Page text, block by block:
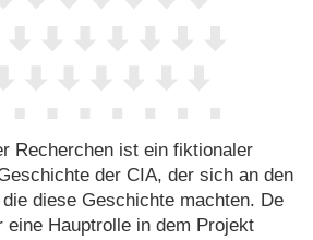
Recherchen ist ein fiktionaler
der CIA, der sich an den
diese Geschichte machten. De
eine Hauptrolle in dem Projekt